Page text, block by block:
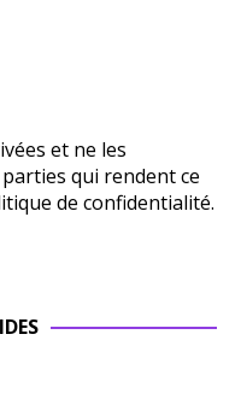
et ne les
qui rendent ce
de confidentialité.